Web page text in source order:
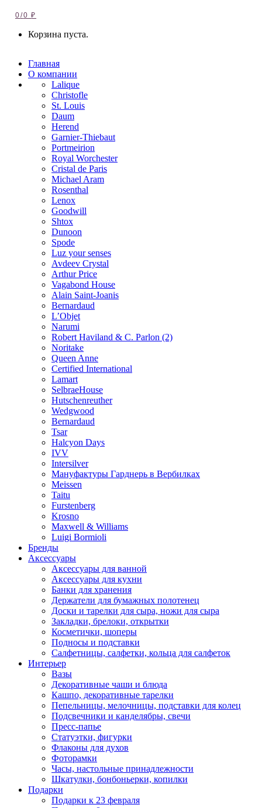
0/0₽
Корзина пуста.
Главная
О компании
Lalique
Christofle
St. Louis
Daum
Herend
Garnier-Thiebaut
Portmeirion
Royal Worchester
Cristal de Paris
Michael Aram
Rosenthal
Lenox
Goodwill
Shtox
Dunoon
Spode
Luz your senses
Avdeev Crystal
Arthur Price
Vagabond House
Alain Saint-Joanis
Bernardaud
L’Objet
Narumi
Robert Haviland & C. Parlon (2)
Noritakе
Queen Anne
Certified International
Lamart
SelbraeHouse
Hutschenreuther
Wedgwood
Bernardaud
Tsar
Halcyon Days
IVV
Intersilver
Мануфактуры Гарднерь в Вербилках
Meissen
Taitu
Furstenberg
Krosno
Maxwell & Williams
Luigi Bormioli
Бренды
Аксессуары
Аксессуары для ванной
Аксессуары для кухни
Банки для хранения
Держатели для бумажных полотенец
Доски и тарелки для сыра, ножи для сыра
Закладки, брелоки, открытки
Косметички, шоперы
Подносы и подставки
Салфетницы, салфетки, кольца для салфеток
Интерьер
Вазы
Декоративные чаши и блюда
Кашпо, декоративные тарелки
Пепельницы, мелочницы, подставки для колец
Подсвечники и канделябры, свечи
Пресс-папье
Статуэтки, фигурки
Флаконы для духов
Фоторамки
Часы, настольные принадлежности
Шкатулки, бонбоньерки, копилки
Подарки
Подарки к 23 февраля